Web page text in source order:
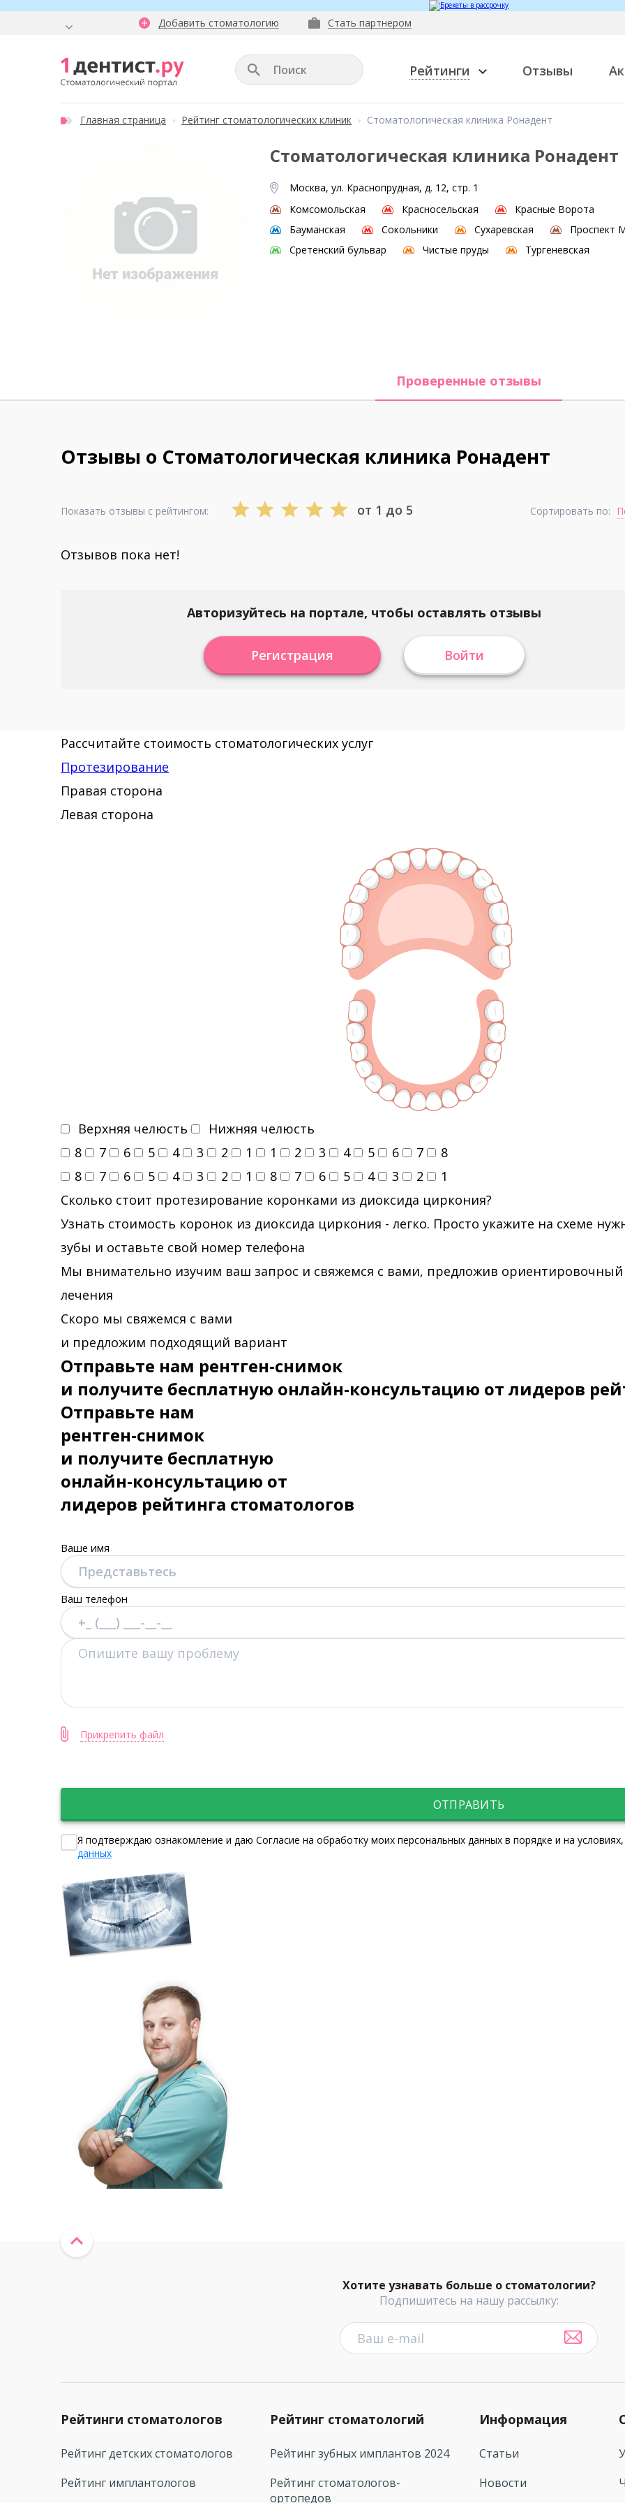
Добавить стоматологию Стать партнером
Рейтинги Отзывы
Главная страница Рейтинг стоматологических клиник Стоматологическая клиника Ронадент
Стоматологическая клиника Ронадент
Москва, ул. Краснопрудная, д. 12, стр. 1
Комсомольская
Красносельская
Красные Ворота
Бауманская
Сокольники Сухаревская
Проспект
Сретенский бульвар
Чистые пруды Тургеневская
Проверенные отзывы
Отзывы о Стоматологическая клиника Ронадент
Показать отзывы с рейтингом: от 1 до 5 Сортировать по:
Отзывов пока нет!
Авторизуйтесь на портале, чтобы оставлять отзывы
Регистрация Войти
Рассчитайте стоимость стоматологических услуг
Протезирование
Правая сторона
Левая сторона
Верхняя челюсть
Нижняя челюсть
8
7 6 5 4 3 2 1 1 2 3 4 5 6 7
8
8
7 6 5 4 3 2 1 8 7 6 5 4 3 2
1
Сколько стоит протезирование коронками из диоксида циркония?
Узнать стоимость коронок из диоксида циркония - легко. Просто укажите на схеме
зубы и оставьте свой номер телефона
Мы внимательно изучим ваш запрос и свяжемся с вами, предложив
лечения
Скоро мы свяжемся с вами
и предложим подходящий вариант
Отправьте нам рентген-снимок
и получите бесплатную онлайн-консультацию от лидеров
Отправьте нам
рентген-снимок
и получите бесплатную
онлайн-консультацию от
лидеров рейтинга стоматологов
Ваше имя
Ваш телефон
Прикрепить файл
ОТПРАВИТЬ
Я подтверждаю ознакомление и даю Согласие на обработку моих персональных данных в порядке и на
данных
Хотите узнавать больше о стоматологии?
Подпишитесь на нашу рассылку:
Рейтинги стоматологов
Рейтинг детских стоматологов
Рейтинг имплантологов
Рейтинг стоматологий
Рейтинг зубных имплантов 2024
Рейтинг стоматологов-
ортопедов
Информация
Статьи
Новости